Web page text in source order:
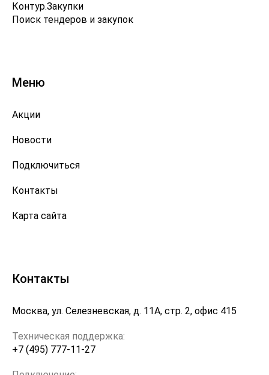
Контур.Закупки
Поиск тендеров и закупок
Меню
Акции
Новости
Подключиться
Контакты
Карта сайта
Контакты
Москва, ул. Селезневская, д. 11А, стр. 2, офис 415
Техническая поддержка:
+7 (495) 777-11-27